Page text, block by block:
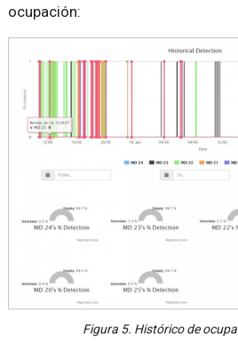
ocupación:
Figura 5. Histórico de